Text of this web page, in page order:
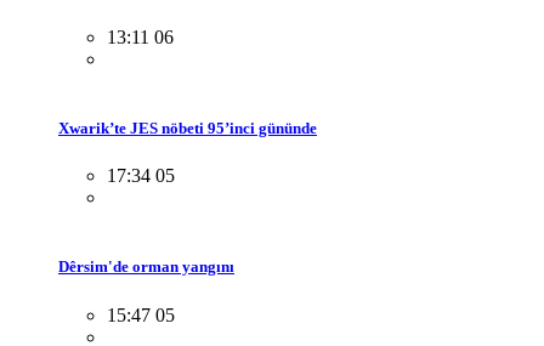
13:11 06
Xwarik’te JES nöbeti 95’inci gününde
17:34 05
Dêrsim'de orman yangını
15:47 05